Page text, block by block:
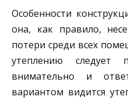
Особенности
она, как правило,
потери среди всех
утеплению следует
внимательно и
вариантом видится